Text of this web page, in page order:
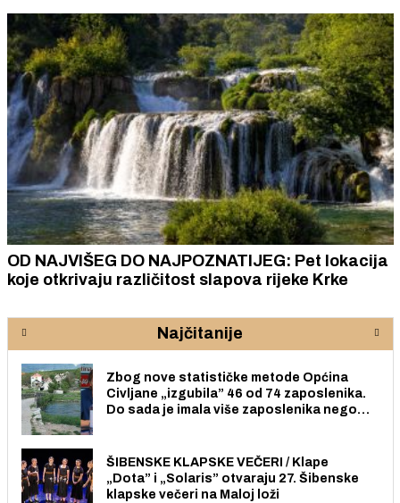
OD NAJVIŠEG DO NAJPOZNATIJEG: Pet lokacija
koje otkrivaju različitost slapova rijeke Krke
Najčitanije
Zbog nove statističke metode Općina
Civljane „izgubila” 46 od 74 zaposlenika.
Do sada je imala više zaposlenika nego
ŠIBENSKE KLAPSKE VEČERI / Klape
„Dota” i „Solaris” otvaraju 27. Šibenske
klapske večeri na Maloj loži